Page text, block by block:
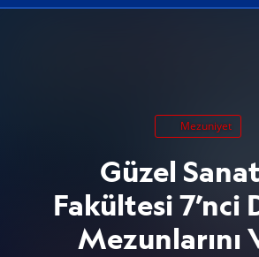
Mezuniyet
Güzel
Fakültesi 7’nci
Mezunlarını